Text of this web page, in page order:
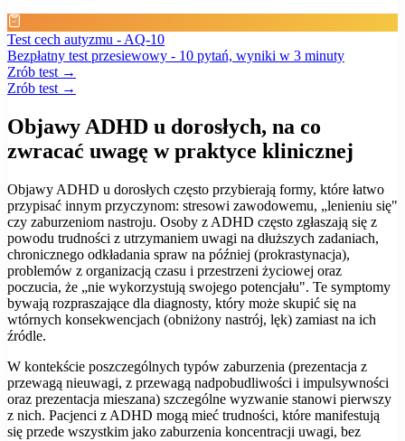
Test cech autyzmu - AQ-10
Bezpłatny test przesiewowy - 10 pytań, wyniki w 3 minuty
Zrób test →
Zrób test →
Objawy ADHD u dorosłych, na co
zwracać uwagę w praktyce klinicznej
Objawy ADHD u dorosłych często przybierają formy, które łatwo
przypisać innym przyczynom: stresowi zawodowemu, „lenieniu się"
czy zaburzeniom nastroju. Osoby z ADHD często zgłaszają się z
powodu trudności z utrzymaniem uwagi na dłuższych zadaniach,
chronicznego odkładania spraw na później (prokrastynacja),
problemów z organizacją czasu i przestrzeni życiowej oraz
poczucia, że „nie wykorzystują swojego potencjału". Te symptomy
bywają rozpraszające dla diagnosty, który może skupić się na
wtórnych konsekwencjach (obniżony nastrój, lęk) zamiast na ich
źródle.
W kontekście poszczególnych typów zaburzenia (prezentacja z
przewagą nieuwagi, z przewagą nadpobudliwości i impulsywności
oraz prezentacja mieszana) szczególne wyzwanie stanowi pierwszy
z nich. Pacjenci z ADHD mogą mieć trudności, które manifestują
się przede wszystkim jako zaburzenia koncentracji uwagi, bez